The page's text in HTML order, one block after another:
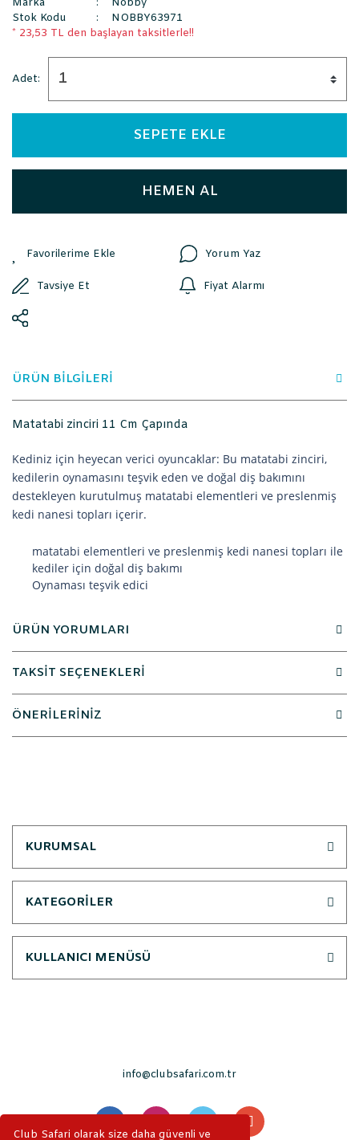
Club Safari olarak size daha güvenli ve
Marka
Nobby
Stok Kodu
NOBBY63971
* 23,53 TL den başlayan taksitlerle!!
Adet:
SEPETE EKLE
HEMEN AL
Yorum Yaz
Tavsiye Et Fiyat Alarmı
ÜRÜN BİLGİLERİ
Matatabi zinciri 11 Cm Çapında
Kediniz için heyecan verici oyuncaklar: Bu matatabi zinciri,
kedilerin oynamasını teşvik eden ve doğal diş bakımını
destekleyen kurutulmuş matatabi elementleri ve preslenmiş
kedi nanesi topları içerir.
matatabi elementleri ve preslenmiş kedi nanesi topları ile
kediler için doğal diş bakımı
Oynaması teşvik edici
ÜRÜN YORUMLARI
TAKSİT SEÇENEKLERİ
ÖNERİLERİNİZ
KURUMSAL
KATEGORİLER
KULLANICI MENÜSÜ
info@clubsafari.com.tr